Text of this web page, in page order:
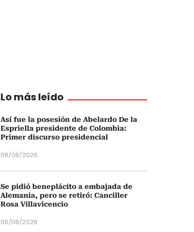
Lo más leído
Así fue la posesión de Abelardo De la
Espriella presidente de Colombia:
Primer discurso presidencial
08/08/2026
Se pidió beneplácito a embajada de
Alemania, pero se retiró: Canciller
Rosa Villavicencio
06/08/2026